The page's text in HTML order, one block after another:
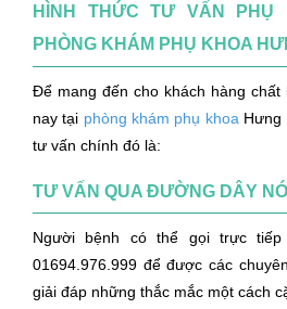
HÌNH THỨC TƯ VẤN PHỤ
PHÒNG KHÁM PHỤ KHOA
Để mang đến cho khách hàng
nay tại phòng khám phụ khoa Hưng
tư vấn chính đó là:
TƯ VẤN QUA ĐƯỜNG DÂY
Người bệnh có thể gọi trực
01694.976.999 để được các
giải đáp những thắc mắc một cách